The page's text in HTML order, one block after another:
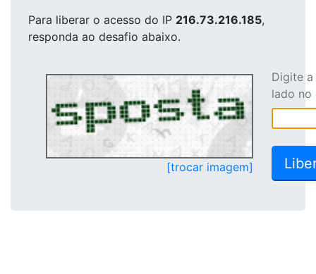
Para liberar o acesso do IP 216.73.216.185,
responda ao desafio abaixo.
[trocar imagem]
Digite
lado no